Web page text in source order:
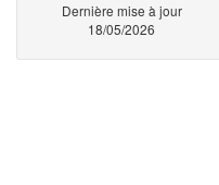
Dernière mise à jour
18/05/2026